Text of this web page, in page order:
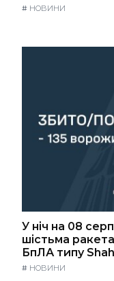
# НОВИНИ
У ніч на 08
шістьма
БпЛА типу
# НОВИНИ